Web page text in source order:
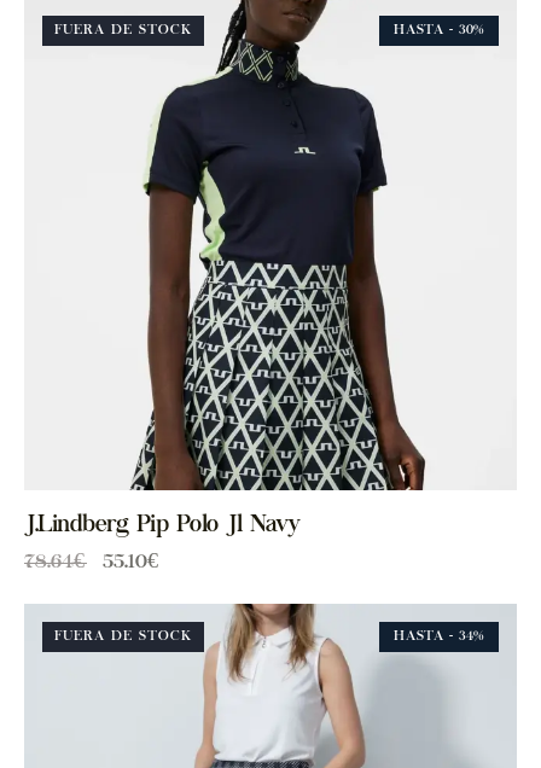
FUERA DE STOCK HASTA - 30%
J.Lindberg Pip Polo Jl Navy
78.64€ 55.10€
FUERA DE STOCK HASTA - 34%